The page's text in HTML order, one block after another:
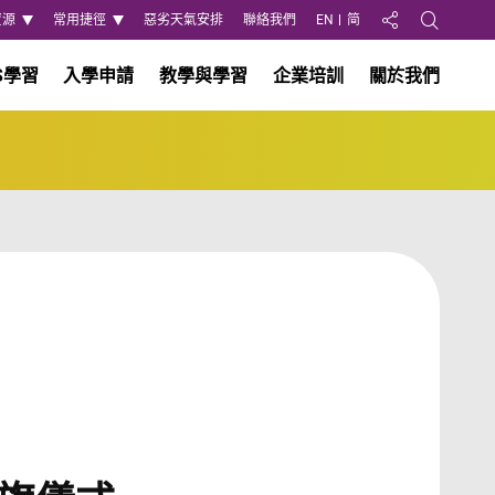
常用捷徑 惡劣天氣安排 聯絡我們 EN 简
分享至 Open
學習 入學申請 教學與學習 企業培訓 關於我們